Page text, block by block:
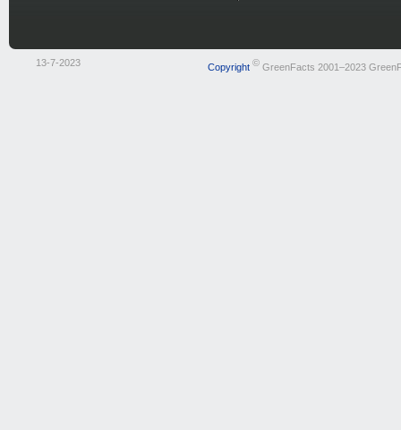
13-7-2023 Copyright ©GreenFacts 2001–2023